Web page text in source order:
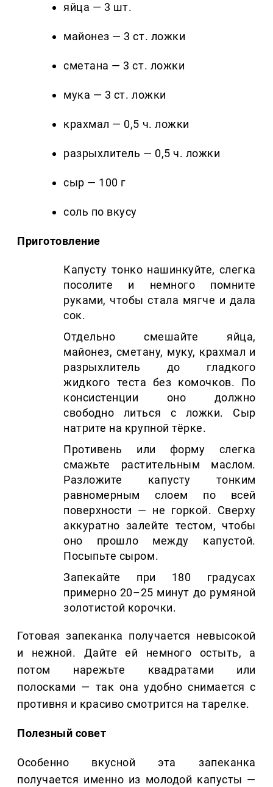
яйца — 3 шт.
майонез — 3 ст. ложки
сметана — 3 ст. ложки
мука — 3 ст. ложки
крахмал — 0,5 ч. ложки
разрыхлитель — 0,5 ч. ложки
сыр — 100 г
соль по вкусу
Приготовление
Капусту тонко нашинкуйте, слегка
посолите и немного помните
руками, чтобы стала мягче и дала
сок.
Отдельно смешайте яйца,
майонез, сметану, муку, крахмал и
разрыхлитель до гладкого
жидкого теста без комочков. По
консистенции оно должно
свободно литься с ложки. Сыр
натрите на крупной тёрке.
Противень или форму слегка
смажьте растительным маслом.
Разложите капусту тонким
равномерным слоем по всей
поверхности — не горкой. Сверху
аккуратно залейте тестом, чтобы
оно прошло между капустой.
Посыпьте сыром.
Запекайте при 180 градусах
примерно 20–25 минут до румяной
золотистой корочки.
Готовая запеканка получается невысокой
и нежной. Дайте ей немного остыть, а
потом нарежьте квадратами или
полосками — так она удобно снимается с
противня и красиво смотрится на тарелке.
Полезный совет
Особенно вкусной эта запеканка
получается именно из молодой капусты —